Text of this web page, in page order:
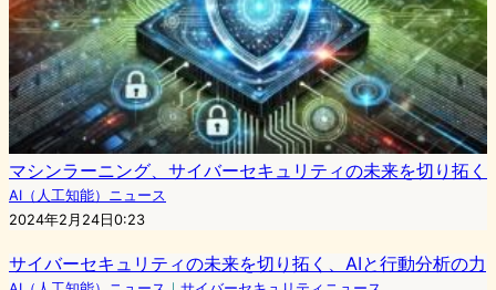
マシンラーニング、サイバーセキュリティの未来を切り拓く
AI（人工知能）ニュース
2024年2月24日0:23
サイバーセキュリティの未来を切り拓く、AIと行動分析の力